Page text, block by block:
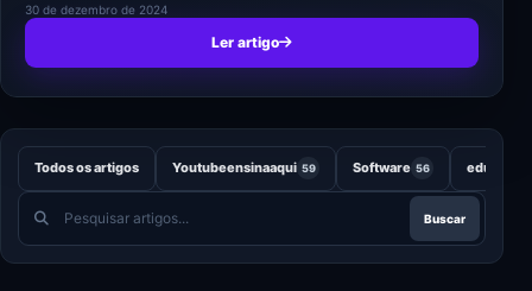
30 de dezembro de 2024
Ler artigo
Todos os artigos Youtubeensinaaqui 59 Software 56 educação
Pesquisar
artigos
Buscar